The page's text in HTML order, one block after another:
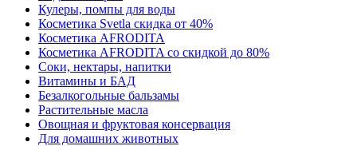
Кулеры, помпы для воды
Косметика Svetla скидка от 40%
Косметика AFRODITA
Косметика AFRODITA со скидкой до 80%
Соки, нектары, напитки
Витамины и БАД
Безалкогольные бальзамы
Растительные масла
Овощная и фруктовая консервация
Для домашних животных